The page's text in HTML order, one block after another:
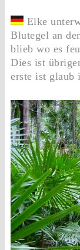
Elke
Blutegel an
blieb wo es
Dies ist
erste ist glaub